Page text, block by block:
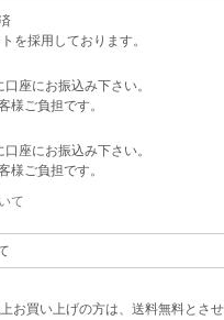
を採用しております。
座にお振込み下さい。
様ご負担です。
座にお振込み下さい。
様ご負担です。
て
お買い上げの方は、送料無料とさ